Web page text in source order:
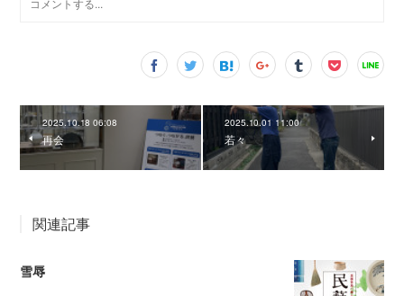
2025.10.18 06:08
再会
2025.10.01 11:00
若々
関連記事
雪辱